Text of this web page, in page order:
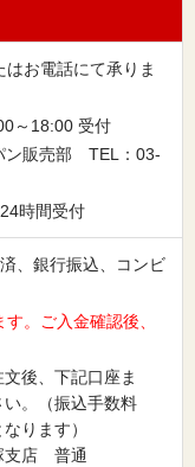
お電話にて承りま
～18:00 受付
ン販売部 TEL：03-
時間受付
、銀行振込、コンビ
。ご入金確認後、
後、下記口座ま
。（振込手数料
ります）
支店 普通